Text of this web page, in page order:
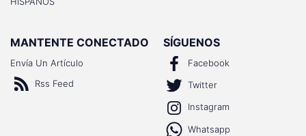
MANTENTE CONECTADO
Envía Un Artículo
Rss Feed
SÍGUENOS
Facebook
Twitter
Instagram
Whatsapp